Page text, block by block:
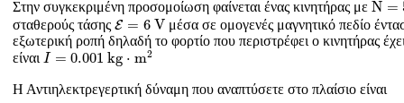
Στην συγκεκριμένη προσομοίωση φαίνεται ένας κινητήρας με N =
σταθερούς τάσης E = 6 V
E= 6 V
μέσα σε ομογενές μαγνητικό πεδίο
εξωτερική ροπή δηλαδή το φορτίο που περιστρέφει ο κινητήρας
είναι I = 0.001 kg ⋅ m2
I=0.001 kg⋅m2
Η Αντιηλεκτρεγερτική δύναμη που αναπτύσετε στο πλαίσιο είναι